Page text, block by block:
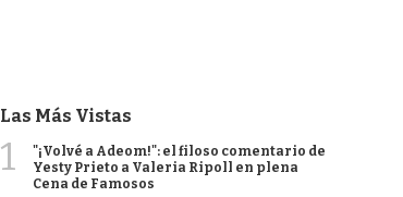
Las Más Vistas
1
"¡Volvé a Adeom!": el filoso comentario de
Yesty Prieto a Valeria Ripoll en plena
Cena de Famosos